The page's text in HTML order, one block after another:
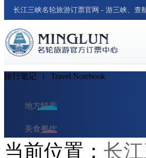
长江三峡名轮旅游订票官网 - 游三峡、查
旅行笔记 | Travel Notebook‌
地方特产
美食餐饮
民俗风情
当前位置： 长